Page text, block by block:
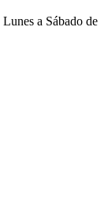
Lunes a Sábado de